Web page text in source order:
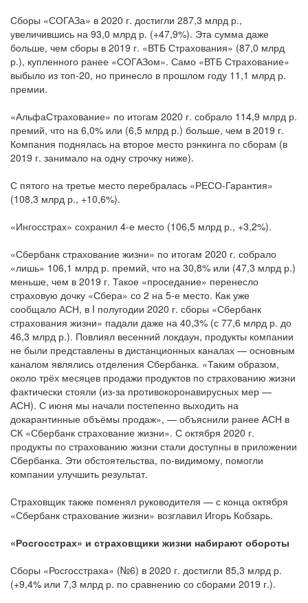
Сборы «СОГАЗа» в 2020 г. достигли 287,3 млрд р.,
увеличившись на 93,0 млрд р. (+47,9%). Эта сумма даже
больше, чем сборы в 2019 г. «ВТБ Страхования» (87,0 млрд
р.), купленного ранее «СОГАЗом». Само «ВТБ Страхование»
выбыло из топ-20, но принесло в прошлом году 11,1 млрд р.
премии.
«АльфаСтрахование» по итогам 2020 г. собрало 114,9 млрд р.
премий, что на 6,0% или (6,5 млрд р.) больше, чем в 2019 г.
Компания поднялась на второе место рэнкинга по сборам (в
2019 г. занимало на одну строчку ниже).
С пятого на третье место перебралась «РЕСО-Гарантия»
(108,3 млрд р., +10,6%).
«Ингосстрах» сохранил 4-е место (106,5 млрд р., +3,2%).
«Сбербанк страхование жизни» по итогам 2020 г. собрало
«лишь» 106,1 млрд р. премий, что на 30,8% или (47,3 млрд р.)
меньше, чем в 2019 г. Такое «проседание» перенесло
страховую дочку «Сбера» со 2 на 5-е место. Как уже
сообщало АСН, в I полугодии 2020 г. сборы «Сбербанк
страхования жизни» падали даже на 40,3% (с 77,6 млрд р. до
46,3 млрд р.). Повлиял весенний локдаун, продукты компании
не были представлены в дистанционных каналах — основным
каналом являлись отделения Сбербанка. «Таким образом,
около трёх месяцев продажи продуктов по страхованию жизни
фактически стояли (из-за противокоронавирусных мер —
АСН). С июня мы начали постепенно выходить на
докарантинные объёмы продаж», — объяснили ранее АСН в
СК «Сбербанк страхование жизни». С октября 2020 г.
продукты по страхованию жизни стали доступны в приложении
Сбербанка. Эти обстоятельства, по-видимому, помогли
компании улучшить результат.
Страховщик также поменял руководителя — с конца октября
«Сбербанк страхование жизни» возглавил Игорь Кобзарь.
«Росгосстрах» и страховщики жизни набирают обороты
Сборы «Росгосстраха» (№6) в 2020 г. достигли 85,3 млрд р.
(+9,4% или 7,3 млрд р. по сравнению со сборами 2019 г.).